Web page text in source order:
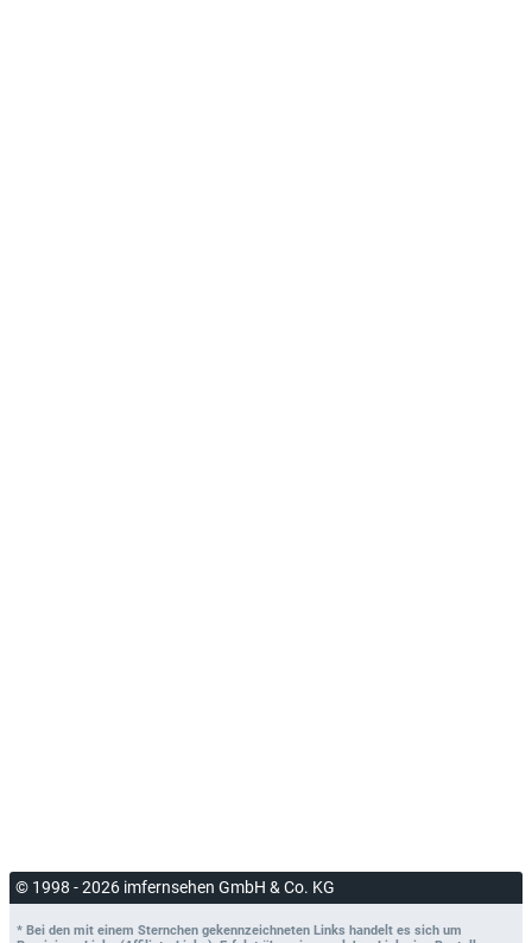
© 1998 - 2026 imfernsehen GmbH & Co. KG
* Bei den mit einem Sternchen gekennzeichneten Links handelt es sich um